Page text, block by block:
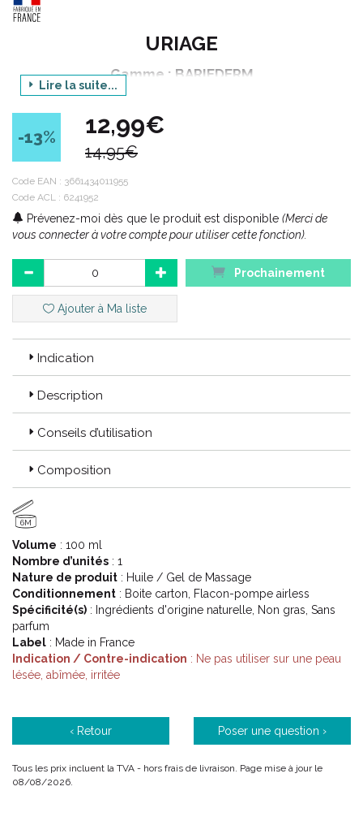
URIAGE
Gamme : BARIEDERM
Produit : CICA HUILE DERMATOLOGIQUE
Contenance : 100 ml
Bariéderm Cica
Des produits de soins élaborés pour répondre à des problèmes
cutanés spécifiques tels que les fissures et crevasses.
Code ACL : 6241952
Code EAN : 3661434011955
Lire la suite...
-13% 12,99€
14,95€
Code EAN : 3661434011955
Code ACL : 6241952
Prévenez-moi dès que le produit est disponible (Merci de
vous connecter à votre compte pour utiliser cette fonction).
Prochainement
Ajouter à Ma liste
Indication
Description
Conseils d’utilisation
Composition
6M
Volume : 100 ml
Nombre d’unités : 1
Nature de produit : Huile / Gel de Massage
Conditionnement : Boite carton, Flacon-pompe airless
Spécificité(s) : Ingrédients d'origine naturelle, Non gras, Sans
parfum
Label : Made in France
Indication / Contre-indication : Ne pas utiliser sur une peau
lésée, abîmée, irritée
‹ Retour Poser une question ›
Tous les prix incluent la TVA - hors frais de livraison. Page mise à jour le
08/08/2026.